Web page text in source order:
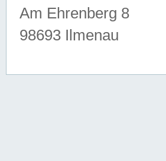
Am Ehrenberg 8
98693 Ilmenau